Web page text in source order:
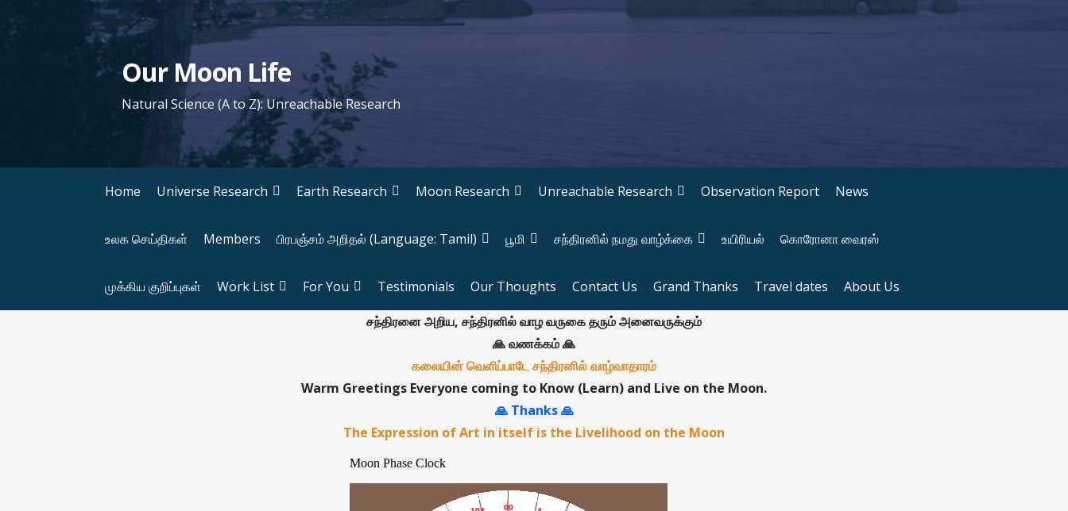
o
Our Moon Life
Natural Science (A to Z): Unreachable Research
Home Universe Research Earth Research Moon Research Unreachable Research Observation Report News
உலக செய்திகள் Members பிரபஞ்சம் அறிதல் (Language: Tamil) பூமி சந்திரனில் நமது வாழ்க்கை உயிரியல் கொரோனா வைரஸ்
முக்கிய குறிப்புகள் Work List For You Testimonials Our Thoughts Contact Us Grand Thanks Travel dates
About Us
சந்திரனை அறிய, சந்திரனில் வாழ வருகை தரும் அனைவருக்கும்
🙏 வணக்கம் 🙏
கலையின் வெளிப்பாடே சந்திரனில் வாழ்வாதாரம்
Warm Greetings Everyone coming to Know (Learn) and Live on the Moon.
🙏 Thanks 🙏
The Expression of Art in itself is the Livelihood on the Moon